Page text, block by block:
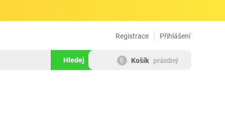
Přihlášení
Registrace
Hledej 0 Košík prázdný